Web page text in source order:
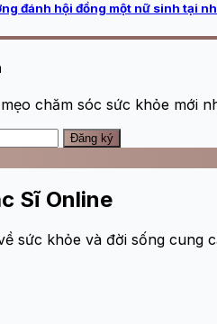
đánh hội đồng một nữ sinh tại
chăm sóc sức khỏe mới
Đăng ký
Sĩ Online
sức khỏe và đời sống cung